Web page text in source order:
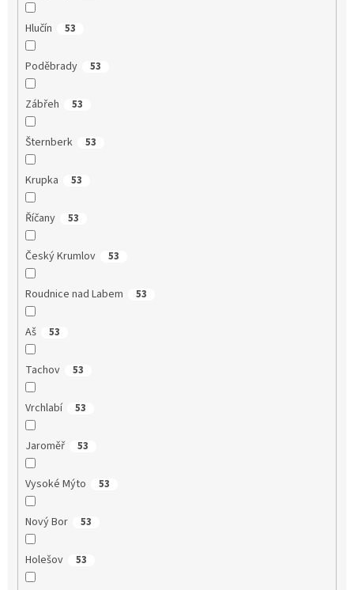
Hlučín 53
Poděbrady 53
Zábřeh 53
Šternberk 53
Krupka 53
Říčany 53
Český Krumlov 53
Roudnice nad Labem 53
Aš 53
Tachov 53
Vrchlabí 53
Jaroměř 53
Vysoké Mýto 53
Nový Bor 53
Holešov 53